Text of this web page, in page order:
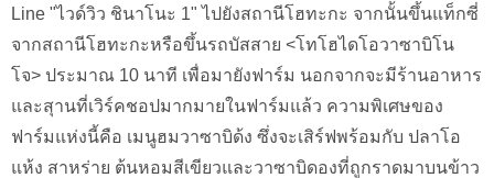
Line "ไวด์วิว ชินาโนะ 1" ไปยังสถานีโฮทะกะ จากนั้นขึ้นแท็กซี่
จากสถานีโฮทะกะหรือขึ้นรถบัสสาย <โทโฮไดโอวาซาบิโน
โจ> ประมาณ 10 นาที เพื่อมายังฟาร์ม นอกจากจะมีร้านอาหาร
และสุานที่เวิร์คชอปมากมายในฟาร์มแล้ว ความพิเศษของ
ฟาร์มแห่งนี้คือ เมนูฮมวาซาบิด้ง ซึ่งจะเสิร์ฟพร้อมกับ ปลาโอ
แห้ง สาหร่าย ต้นหอมสีเขียวและวาซาบิดองที่ถูกราดมาบนข้าว